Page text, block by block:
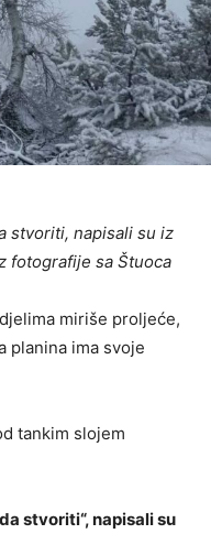
stvoriti, napisali su iz
fotografije sa Štuoca
miriše proljeće,
planina ima svoje
tankim slojem
stvoriti“, napisali su